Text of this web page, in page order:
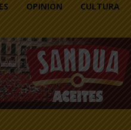
OPINIÓN CULTURA